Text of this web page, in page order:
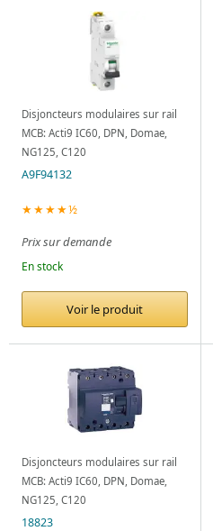
Disjoncteurs modulaires sur rail
MCB: Acti9 IC60, DPN, Domae,
NG125, C120
A9F94132
★★★★½
Prix sur demande
En stock
Voir le produit
Disjoncteurs modulaires sur rail
MCB: Acti9 IC60, DPN, Domae,
NG125, C120
18823